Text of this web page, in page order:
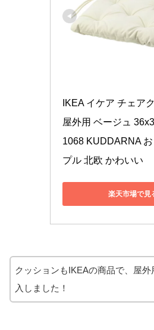
IKEA イケア チェア
屋外用 ベージュ
1068 KUDDARNA
プル 北欧 かわいい
楽天市場で見
クッションもIKEAの商品で、屋
入しました！